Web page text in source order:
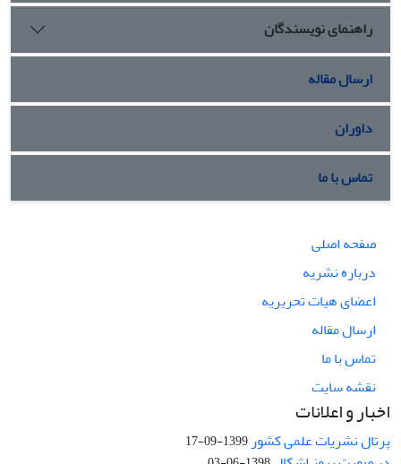
راهنمای نویسندگان
ارسال مقاله
داوران
تماس با ما
صفحه اصلی
درباره نشریه
اعضای هیات تحریریه
ارسال مقاله
تماس با ما
نقشه سایت
اخبار و اعلانات
پرتال نشریات علمی کشور 1399-09-17